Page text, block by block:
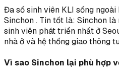
Đa số sinh viên KLI sống
Sinchon . Tin tốt là: Sinchon
sinh viên phát triển nhất ở
nhà ở và hệ thống giao thông
Vì sao Sinchon lại phù hợp